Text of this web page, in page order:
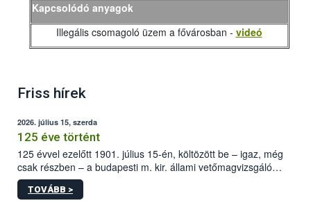
Kapcsolódó anyagok
Illegális csomagoló üzem a fővárosban - videó
Friss hírek
2026. július 15, szerda
125 éve történt
125 évvel ezelőtt 1901. július 15-én, költözött be – igaz, még
csak részben – a budapesti m. kir. állami vetőmagvizsgáló
állomás a Kis Rókus utca 15. szám alatti, Czigler Győző által
tervezett új épületébe.
TOVÁBB >